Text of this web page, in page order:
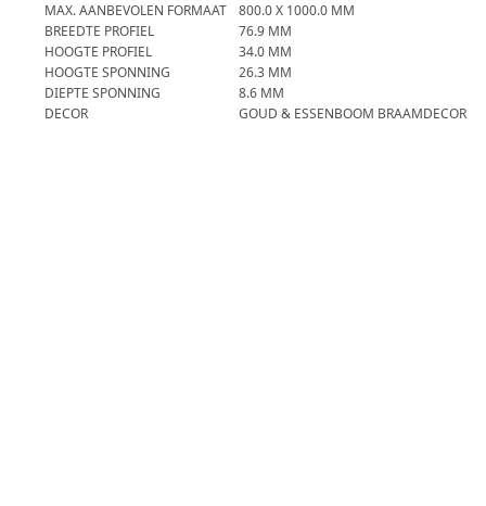
MAX. AANBEVOLEN FORMAAT
800.0X 1000.0 MM
BREEDTE PROFIEL
76.9 MM
HOOGTE PROFIEL
34.0 MM
HOOGTE SPONNING
26.3 MM
DIEPTE SPONNING
8.6 MM
DECOR
GOUD & ESSENBOOM BRAAMDECOR